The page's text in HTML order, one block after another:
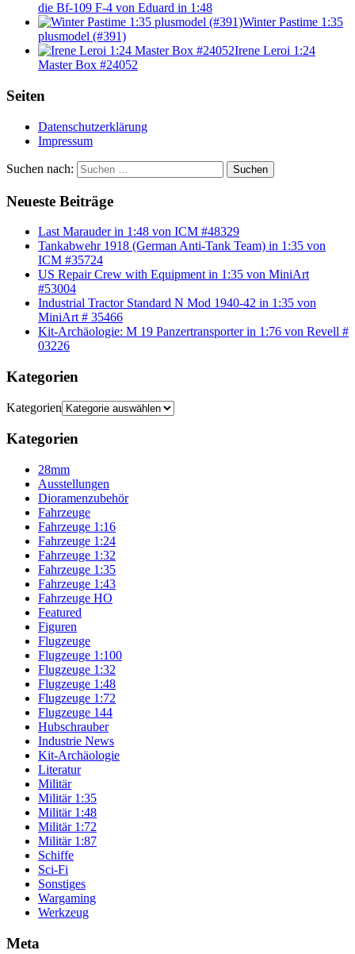
die Bf-109 F-4 von Eduard in 1:48
Winter Pastime 1:35
plusmodel (#391)
Irene Leroi 1:24
Master Box #24052
Seiten
Datenschutzerklärung
Impressum
Suchen nach: Suchen
Neueste Beiträge
Last Marauder in 1:48 von ICM #48329
Tankabwehr 1918 (German Anti-Tank Team) in 1:35 von
ICM #35724
US Repair Crew with Equipment in 1:35 von MiniArt
#53004
Industrial Tractor Standard N Mod 1940-42 in 1:35 von
MiniArt # 35466
Kit-Archäologie: M 19 Panzertransporter in 1:76 von Revell #
03226
Kategorien
Kategorien
Kategorien
28mm
Ausstellungen
Dioramenzubehör
Fahrzeuge
Fahrzeuge 1:16
Fahrzeuge 1:24
Fahrzeuge 1:32
Fahrzeuge 1:35
Fahrzeuge 1:43
Fahrzeuge HO
Featured
Figuren
Flugzeuge
Flugzeuge 1:100
Flugzeuge 1:32
Flugzeuge 1:48
Flugzeuge 1:72
Flugzeuge 144
Hubschrauber
Industrie News
Kit-Archäologie
Literatur
Militär
Militär 1:35
Militär 1:48
Militär 1:72
Militär 1:87
Schiffe
Sci-Fi
Sonstiges
Wargaming
Werkzeug
Meta